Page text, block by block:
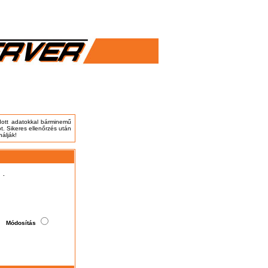
adatokkal bárminemű
Sikeres ellenőrzés után
Módosítás